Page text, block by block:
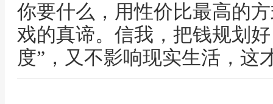
你要什么，用性价比最高的
戏的真谛。信我，把钱规划
度”，又不影响现实生活，这